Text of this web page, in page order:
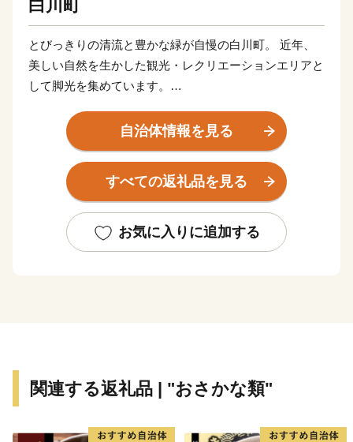
白川町
とびっきりの清流と豊かな緑が自慢の白川町。 近年、
美しい自然を生かした観光・レクリエーションエリアと
して脚光を集めています。
れる清流が生み出す独特の気候風土を生かした茶の栽培
が盛ん。
『東濃桧(ヒノキ)のまち』『白川茶のまち』としても有
名です。
自治体情報を見る
すべての返礼品を見る
お気に入りに追加する
関連する返礼品 | "おさかな類"